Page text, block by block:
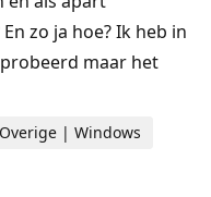
zo ja hoe? Ik heb in
maar het
| Windows